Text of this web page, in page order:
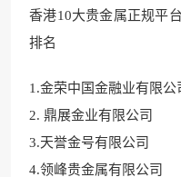
香港10大贵金属正规平
排名
1.金荣中国金融业有限公
2. 鼎展金业有限公司
3.天誉金号有限公司
4.领峰贵金属有限公司